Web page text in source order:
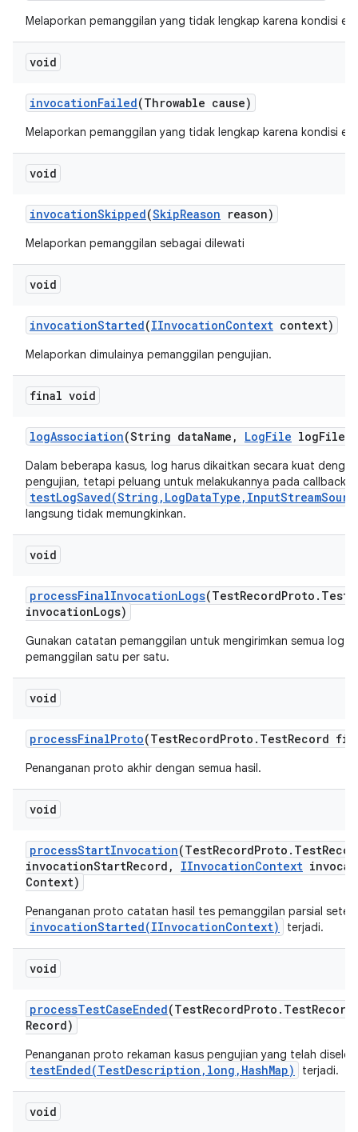
Melaporkan pemanggilan yang tidak lengkap karena kondisi
void
invocationFailed(Throwable cause)
Melaporkan pemanggilan yang tidak lengkap karena kondisi
void
invocationSkipped(SkipReason reason)
Melaporkan pemanggilan sebagai dilewati
void
invocationStarted(IInvocationContext context)
Melaporkan dimulainya pemanggilan pengujian.
final void
logAssociation(String dataName , LogFile logFile)
Dalam beberapa kasus, log harus dikaitkan secara kuat
pengujian, tetapi peluang untuk melakukannya pada callback
langsung tidak memungkinkan.
void
processFinalInvocationLogs(TestRecordProto . Test
invocationLogs)
Gunakan catatan pemanggilan untuk mengirimkan semua log
pemanggilan satu per satu.
void
processFinalProto(TestRecordProto . TestRecord
Penanganan proto akhir dengan semua hasil.
void
processStartInvocation(TestRecordProto . Test
invocationStartRecord , IInvocationContext
Context)
Penanganan proto catatan hasil tes pemanggilan parsial
invocationStarted(IInvocationContext) terjadi.
void
processTestCaseEnded(TestRecordProto . Test
Record)
Penanganan proto rekaman kasus pengujian yang telah
testEnded(TestDescription,long,HashMap) terjadi.
void